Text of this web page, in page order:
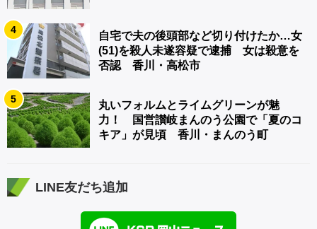
4
自宅で夫の後頭部など切り付けたか…女
(51)を殺人未遂容疑で逮捕 女は殺意を
否認 香川・高松市
5
丸いフォルムとライムグリーンが魅
力！ 国営讃岐まんのう公園で「夏のコ
キア」が見頃 香川・まんのう町
LINE友だち追加